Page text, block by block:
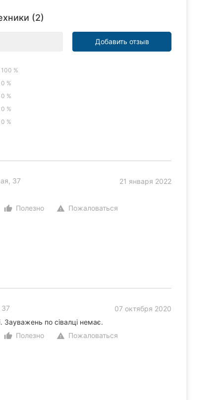
(2)
Добавить отзыв
100 %
0 %
0 %
0 %
0 %
37
21 января 2022
thumb_up_alt
Полезно warning Пожаловаться
07 октября 2020
Зауважень по сівалці немає.
thumb_up_alt
Полезно warning Пожаловаться